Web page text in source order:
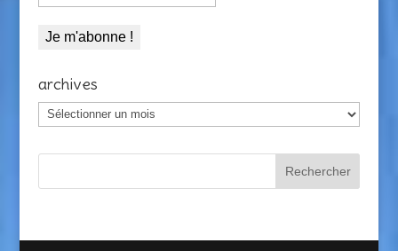
archives
archives